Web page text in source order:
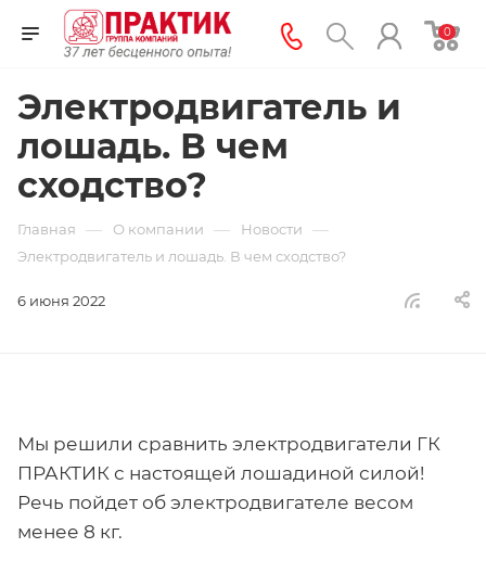
0
Электродвигатель и
лошадь. В чем
сходство?
Главная — О компании — Новости —
Электродвигатель и лошадь. В чем сходство?
6 июня 2022
Мы решили сравнить электродвигатели ГК
ПРАКТИК с настоящей лошадиной силой!
Речь пойдет об электродвигателе весом
менее 8 кг.